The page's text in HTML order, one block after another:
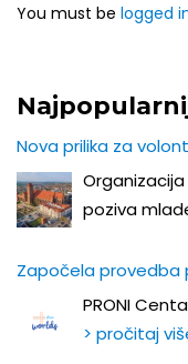
You must be logged
Nova prilika za
poziva
Započela provedba
PRONI
> pročitaj